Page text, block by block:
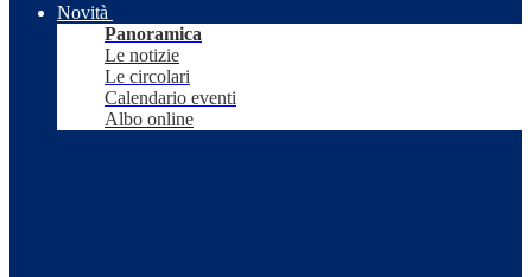
Novità
Panoramica
Le notizie
Le circolari
Calendario eventi
Albo online